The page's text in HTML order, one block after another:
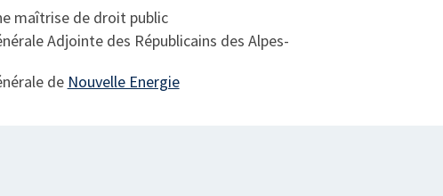
maîtrise de droit public
Adjointe des Républicains des Alpes-
de Nouvelle Energie